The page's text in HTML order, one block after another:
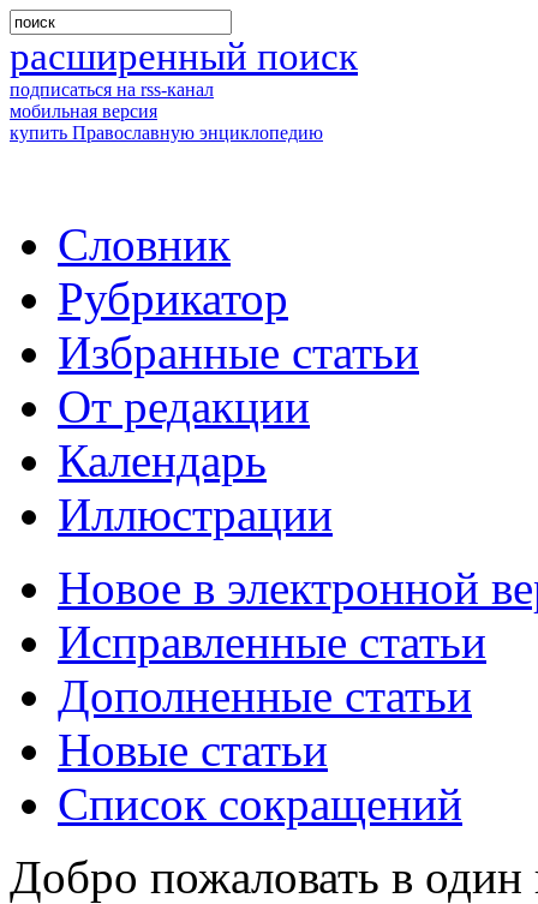
расширенный поиск
подписаться на rss-канал
мобильная версия
купить Православную энциклопедию
Словник
Рубрикатор
Избранные статьи
От редакции
Календарь
Иллюстрации
Новое в электронной
Исправленные статьи
Дополненные статьи
Новые статьи
Список сокращений
Добро пожаловать в